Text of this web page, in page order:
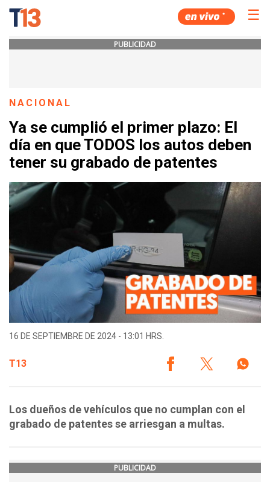
☰
PUBLICIDAD
NACIONAL
Ya se cumplió el primer plazo: El
día en que TODOS los autos deben
tener su grabado de patentes
16 DE SEPTIEMBRE DE 2024 - 13:01 HRS.
T13
Los dueños de vehículos que no cumplan con el
grabado de patentes se arriesgan a multas.
PUBLICIDAD